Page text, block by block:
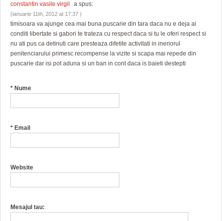
constantin vasile virgil a spus:
(ianuarie 11th, 2012 at 17:37 )
timisoara va ajunge cea mai buna puscarie din tara daca nu e deja ai
conditi libertate si gabori te trateza cu respect daca si tu le oferi respect si
nu ati pus ca detinuti care presteaza difetite activitati in ineriorul
penitenciarului primesc recompense la vizite si scapa mai repede din
puscarie dar isi pot aduna si un ban in cont daca is baieti destepti
* Nume
* Email
Website
Mesajul tau: